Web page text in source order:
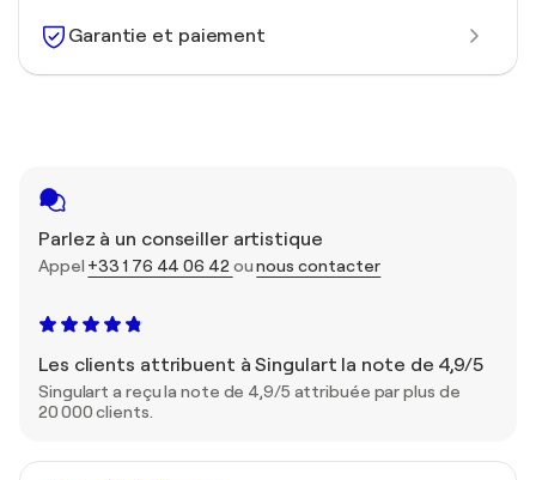
Garantie et paiement
Parlez à un conseiller artistique
Appel +33 1 76 44 06 42 ounous contacter
Les clients attribuent à Singulart la note de 4,9/5
Singulart a reçu la note de 4,9/5 attribuée par plus de
20 000 clients.